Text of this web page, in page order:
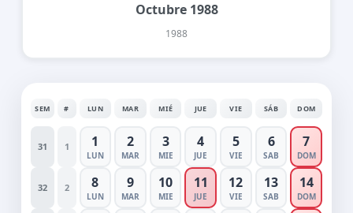
Octubre 1988
1988
SEM # LUN MAR MIÉ JUE VIE SÁB DOM
31 1 1
LUN
2
MAR
3
MIE
4
JUE
5
VIE
6
SAB
7
DOM
32 2 8
LUN
9
MAR
10
MIE
11
JUE
12
VIE
13
SAB
14
DOM